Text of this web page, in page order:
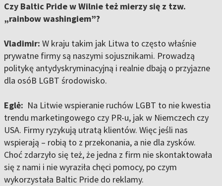
Czy Baltic Pride w Wilnie też mierzy się z tzw.
„rainbow washingiem”?
Vladimir: W kraju takim jak Litwa to często właśnie
prywatne firmy są naszymi sojusznikami. Prowadzą
politykę antydyskryminacyjną i realnie dbają o przyjazne
dla osóB LGBT środowisko.
Eglė: Na Litwie wspieranie ruchów LGBT to nie kwestia
trendu marketingowego czy PR-u, jak w Niemczech czy
USA. Firmy ryzykują utratą klientów. Więc jeśli nas
wspierają – robią to z przekonania, a nie dla zysków.
Choć zdarzyło się też, że jedna z firm nie skontaktowała
się z nami i nie wyraziła chęci pomocy, po czym
wykorzystała Baltic Pride do reklamy.